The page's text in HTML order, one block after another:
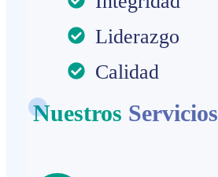
Liderazgo
Calidad
Nuestros Servicios